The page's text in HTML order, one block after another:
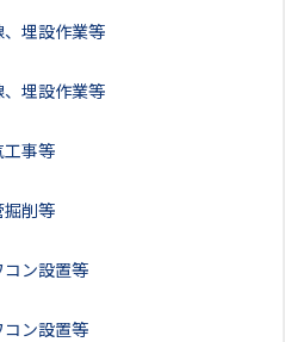
、埋設作業等
、埋設作業等
工事等
掘削等
コン設置等
コン設置等